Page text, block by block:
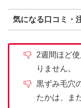
気になる口コミ・
2週間ほど
りません。
黒ずみ毛穴
たかは、ま